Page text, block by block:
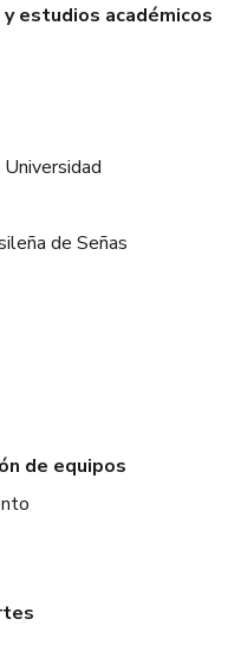
y estudios académicos
de Señas
de equipos